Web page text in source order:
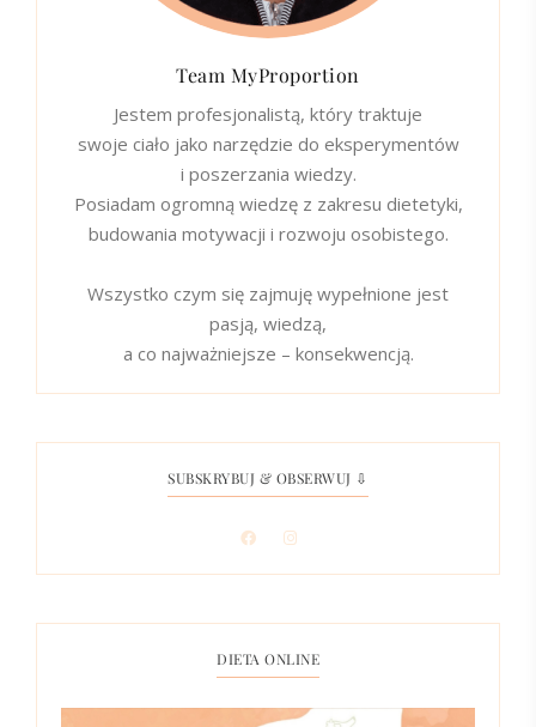
Team MyProportion
Jestem profesjonalistą, który traktuje
swoje ciało jako narzędzie do eksperymentów
i poszerzania wiedzy.
Posiadam ogromną wiedzę z zakresu dietetyki,
budowania motywacji i rozwoju osobistego.
Wszystko czym się zajmuję wypełnione jest
pasją, wiedzą,
a co najważniejsze – konsekwencją.
SUBSKRYBUJ & OBSERWUJ ⇩
DIETA ONLINE